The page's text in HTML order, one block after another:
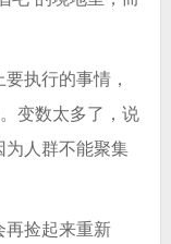
执行的事情，
变数太多了，说
为人群不能聚集
再捡起来重新